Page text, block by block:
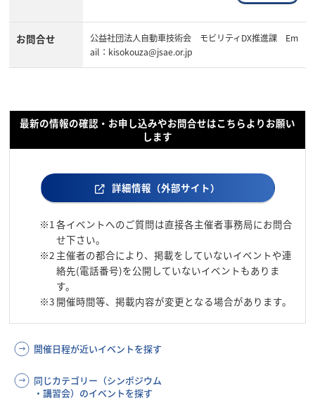
お問合せ
公益社団法人自動車技術会 モビリティDX推進課 Em
ail：kisokouza@jsae.or.jp
最新の情報の確認・お申し込みやお問合せはこちらよりお願い
します
詳細情報（外部サイト）
※1 各イベントへのご質問は直接各主催者事務局にお問合
せ下さい。
※2 主催者の都合により、掲載をしていないイベントや連
絡先(電話番号)を公開していないイベントもありま
す。
※3 開催時間等、掲載内容が変更となる場合があります。
開催日程が近いイベントを探す
同じカテゴリー（シンポジウム
・講習会）のイベントを探す